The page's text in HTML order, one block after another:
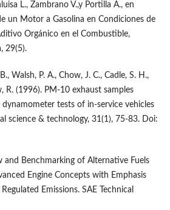
L., Zambrano V.,y Portilla A., en
un Motor a Gasolina en Condiciones de
Orgánico en el Combustible,
29(5).
Walsh, P. A., Chow, J. C., Cadle, S. H.,
R. (1996). PM-10 exhaust samples
tests of in-service vehicles
science & technology, 31(1), 75-83. Doi:
and Benchmarking of Alternative Fuels
Engine Concepts with Emphasis
Emissions. SAE Technical